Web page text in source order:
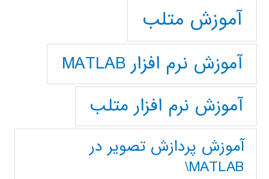
آموزش متلب
آموزش نرم افزار MATLAB
آموزش نرم افزار متلب
آموزش پردازش تصوير در
MATLAB\